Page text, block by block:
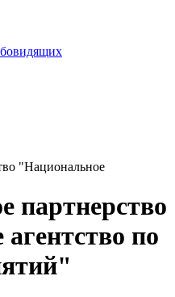
"Национальное
партнерство
по